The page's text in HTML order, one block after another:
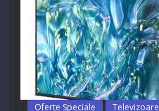
Oferte Speciale Televizoare